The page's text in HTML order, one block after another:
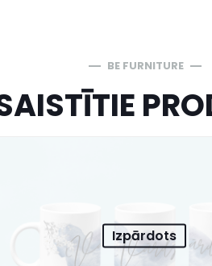
BE FURNITURE
Izpārdots